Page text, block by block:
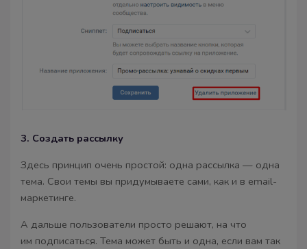
3. Создать рассылку
Здесь принцип очень простой: одна рассылка — одна
тема. Свои темы вы придумываете сами, как и в email-
маркетинге.
А дальше пользователи просто решают, на что
им подписаться. Тема может быть и одна, если вам так